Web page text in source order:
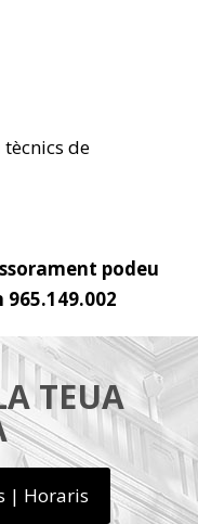
tècnics de
podeu
TEUA
| Horaris